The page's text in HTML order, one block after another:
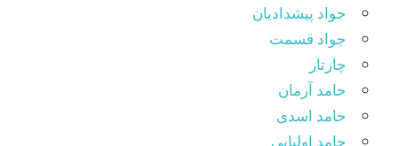
جواد پیشدادیان
جواد قسمت
چارتار
حامد آرمان
حامد اسدی